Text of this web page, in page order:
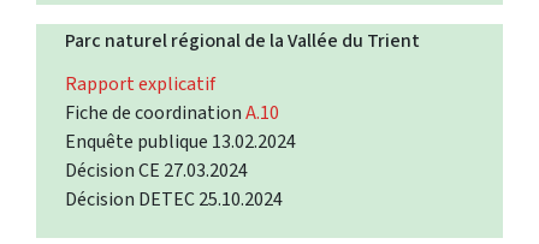
Parc naturel régional de la Vallée du Trient
Rapport explicatif
Fiche de coordinationA.10
Enquête publique 13.02.2024
Décision CE 27.03.2024
Décision DETEC 25.10.2024